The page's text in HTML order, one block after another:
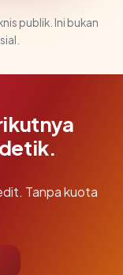
publik. Ini bukan
Tanpa kuota